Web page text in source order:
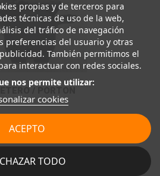
/ PORTON
propias y de terceros para
técnicas de uso de la web,
del tráfico de navegación
preferencias del usuario y otras
También permitimos el
interactuar con redes sociales.
nos permite utilizar:
cookies
TODO
ACEPTO